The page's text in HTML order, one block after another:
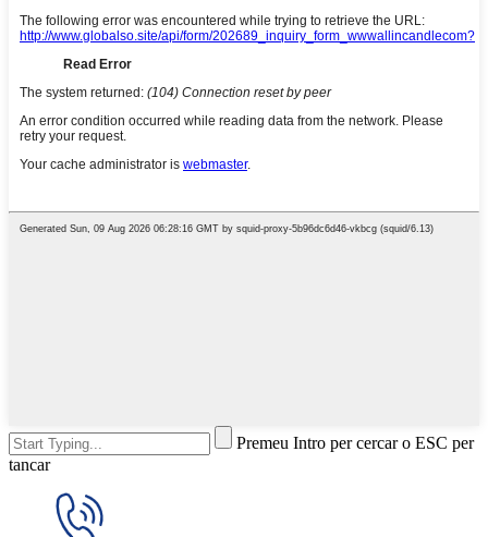
Premeu Intro per cercar o ESC per
tancar